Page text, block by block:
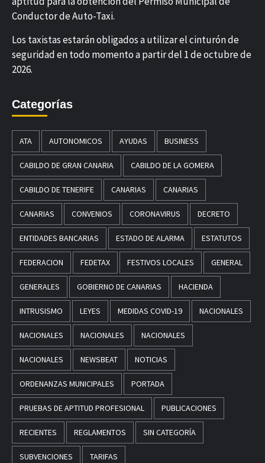
Conductor de Auto-Taxi.
Los taxistas estarán obligados a utilizar el cinturón de
seguridad en todo momento a partir del 1 de octubre de
2026.
Categorías
ATA AUTONOMICOS AYUDAS BUSINESS
CABILDO DE GRAN CANARIA CABILDO DE LA GOMERA
CABILDO DE TENERIFE CANARIAS CANARIAS
CANARIAS CONVENIOS CORONAVIRUS DECRETO
ENTIDADES BANCARIAS ESTADO DE ALARMA ESTATUTOS
FEDERACION FEDETAX FESTIVOS LOCALES GENERAL
GENERALES GOBIERNO DE CANARIAS HACIENDA
INTRUSISMO LEYES MEDIDAS COVID-19 NACIONALES
NACIONALES NACIONALES NACIONALES
NACIONALES NEWSBEAT NOTICIAS
ORDENANZAS MUNICIPALES PORTADA
PRUEBAS DE APTITUD PROFESIONAL PUBLICACIONES
RECIENTES REGLAMENTOS SIN CATEGORÍA
SUBVENCIONES TARIFAS